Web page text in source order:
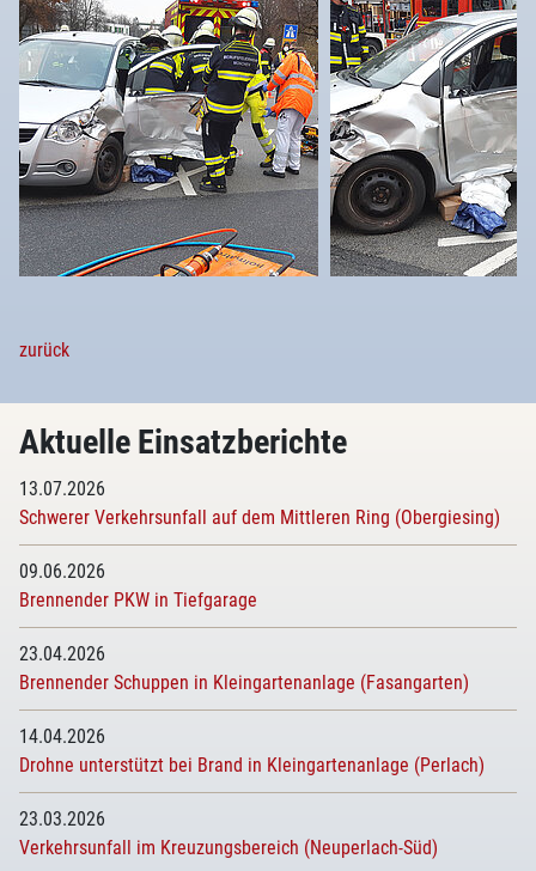
zurück
Aktuelle Einsatzberichte
13.07.2026
Schwerer Verkehrsunfall auf dem Mittleren Ring (Obergiesing)
09.06.2026
Brennender PKW in Tiefgarage
23.04.2026
Brennender Schuppen in Kleingartenanlage (Fasangarten)
14.04.2026
Drohne unterstützt bei Brand in Kleingartenanlage (Perlach)
23.03.2026
Verkehrsunfall im Kreuzungsbereich (Neuperlach-Süd)